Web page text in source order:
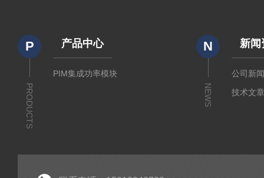
P
PRODUCTS
产品中心
PIM集成功率模块
N
NEWS
新闻
公司新
技术文